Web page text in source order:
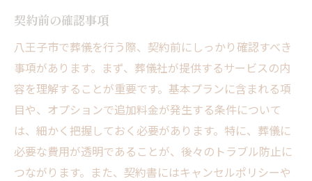
契約前の確認事項
八王子市で葬儀を行う際、契約前にしっかり確認すべき
事項があります。まず、葬儀社が提供するサービスの内
容を理解することが重要です。基本プランに含まれる項
目や、オプションで追加料金が発生する条件について
は、細かく把握しておく必要があります。特に、葬儀に
必要な費用が透明であることが、後々のトラブル防止に
つながります。また、契約書にはキャンセルポリシーや